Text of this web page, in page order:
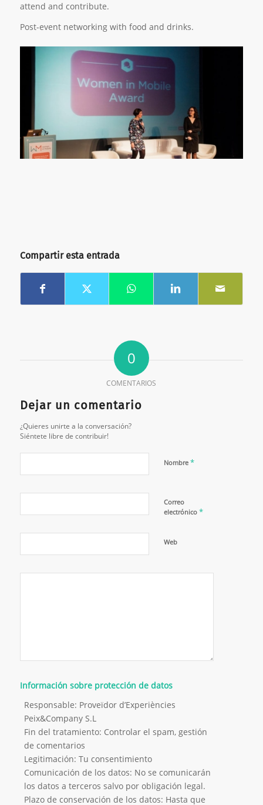
attend and contribute.
Post-event networking with food and drinks.
Compartir esta entrada
0
COMENTARIOS
Dejar un comentario
¿Quieres unirte a la conversación?
Siéntete libre de contribuir!
Nombre *
Correo
electrónico *
Web
Información sobre protección de datos
Responsable: Proveïdor d’Experiències
Peix&Company S.L
Fin del tratamiento: Controlar el spam, gestión
de comentarios
Legitimación: Tu consentimiento
Comunicación de los datos: No se comunicarán
los datos a terceros salvo por obligación legal.
Plazo de conservación de los datos: Hasta que